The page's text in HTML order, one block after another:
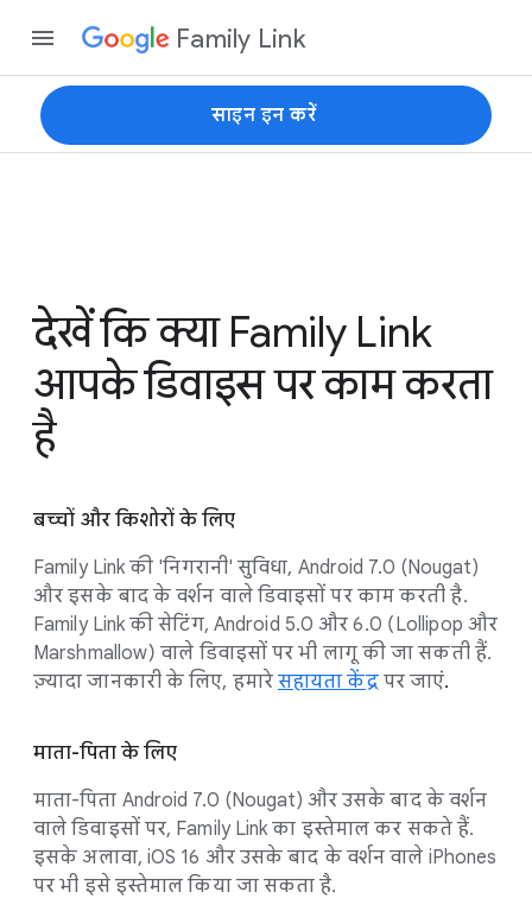
Family Link
साइन इन करें
देखें कि क्या Family Link
आपके डिवाइस पर काम करता
है
बच्चों और किशोरों के लिए
Family Link की 'निगरानी' सुविधा, Android 7.0 (Nougat)
और इसके बाद के वर्शन वाले डिवाइसों पर काम करती है.
Family Link की सेटिंग, Android 5.0 और 6.0 (Lollipop और
Marshmallow) वाले डिवाइसों पर भी लागू की जा सकती हैं.
ज़्यादा जानकारी के लिए, हमारे सहायता केंद्र पर जाएं.
माता-पिता के लिए
माता-पिता Android 7.0 (Nougat) और उसके बाद के वर्शन
वाले डिवाइसों पर, Family Link का इस्तेमाल कर सकते हैं.
इसके अलावा, iOS 16 और उसके बाद के वर्शन वाले iPhones
पर भी इसे इस्तेमाल किया जा सकता है.